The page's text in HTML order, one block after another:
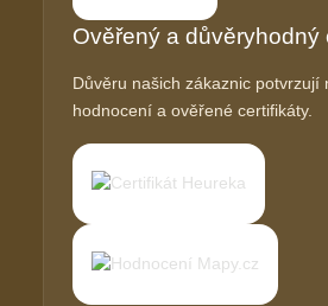
Ověřený a důvěryhodný
Důvěru našich zákaznic potvrzují
hodnocení a ověřené certifikáty.